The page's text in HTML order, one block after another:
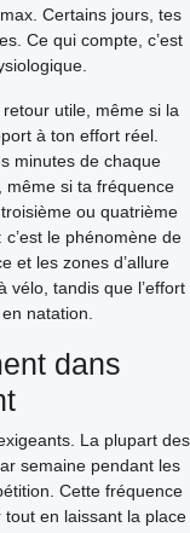
Certains jours, tes
Ce qui compte, c’est
utile, même si la
à ton effort réel.
minutes de chaque
même si ta fréquence
ou quatrième
le phénomène de
et les zones d’allure
vélo, tandis que l’effort
natation.
dans
La plupart des
semaine pendant les
Cette fréquence
en laissant la place